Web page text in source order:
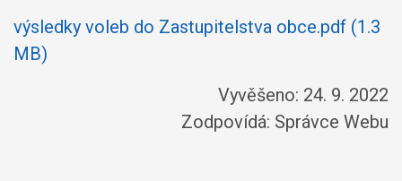
výsledky voleb do Zastupitelstva obce.pdf (1.3
MB)
Vyvěšeno: 24. 9. 2022
Zodpovídá: Správce Webu